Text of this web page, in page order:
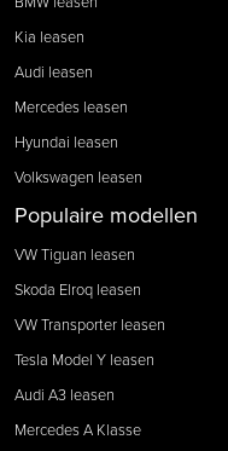
Kia leasen
Audi leasen
Mercedes leasen
Hyundai leasen
Volkswagen leasen
Populaire modellen
VW Tiguan leasen
Skoda Elroq leasen
VW Transporter leasen
Tesla Model Y leasen
Audi A3 leasen
Mercedes A Klasse